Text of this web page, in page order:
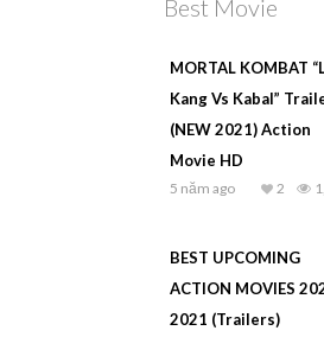
Best Movie
MORTAL KOMBAT
Kang Vs Kabal”
(NEW 2021) Action
Movie HD
5 năm ago 2
BEST UPCOMING
ACTION MOVIES
2021 (Trailers)